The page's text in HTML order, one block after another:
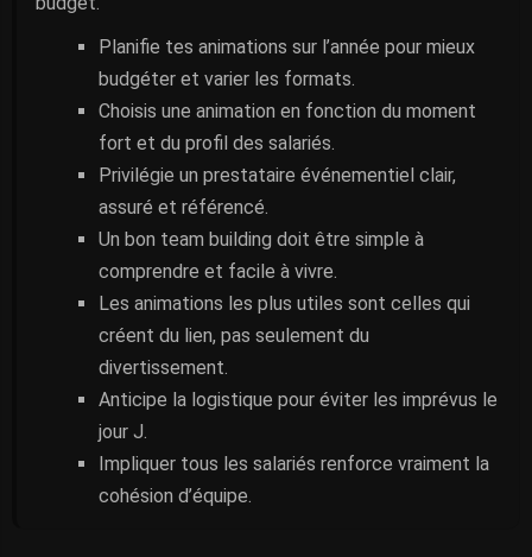
Planifie tes animations sur l’année pour mieux
budgéter et varier les formats.
Choisis une animation en fonction du moment
fort et du profil des salariés.
Privilégie un prestataire événementiel clair,
assuré et référencé.
Un bon team building doit être simple à
comprendre et facile à vivre.
Les animations les plus utiles sont celles qui
créent du lien, pas seulement du
divertissement.
Anticipe la logistique pour éviter les imprévus le
jour J.
Impliquer tous les salariés renforce vraiment la
cohésion d’équipe.